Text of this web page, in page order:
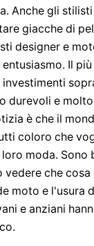
Anche gli
giacche di
designer e
Il
durevoli e
è che il
coloro che
moda. Sono
che cosa
moto e l'usura
e anziani